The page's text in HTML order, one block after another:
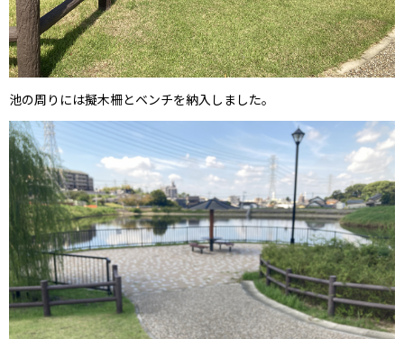
池の周りには擬木柵とベンチを納入しました。